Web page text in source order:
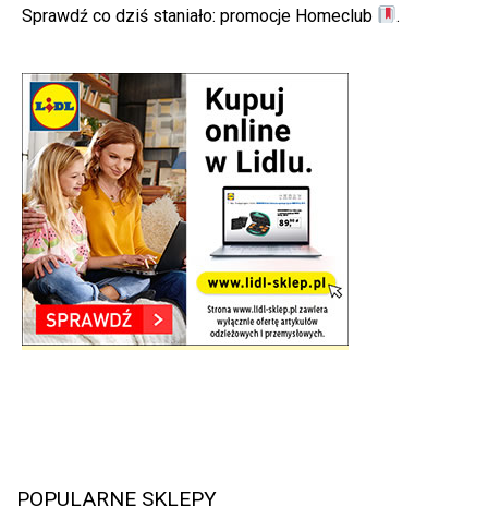
Sprawdź co dziś staniało: promocje Homeclub .
POPULARNE SKLEPY